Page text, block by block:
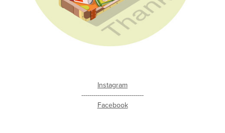
Instagram
-------------------------------
Facebook